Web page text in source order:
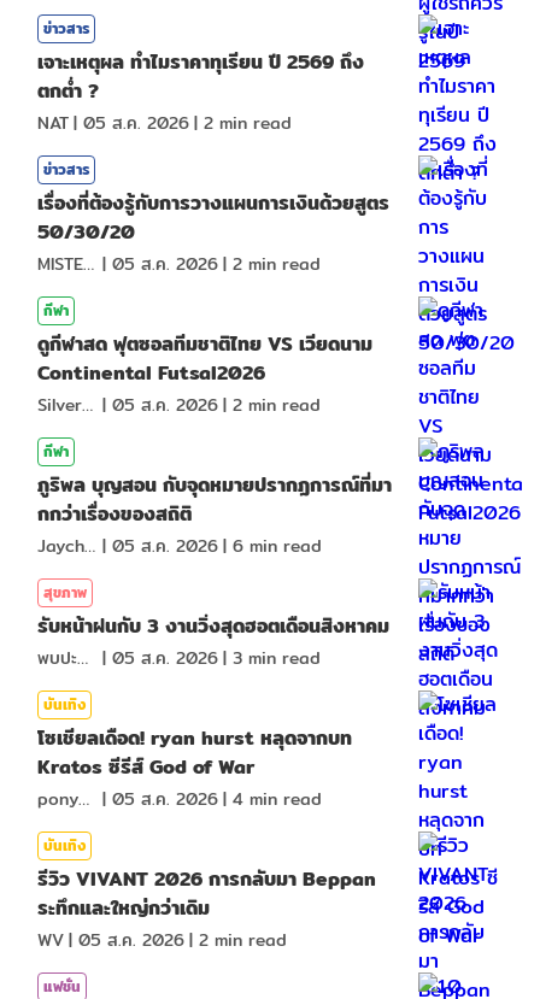
ข่าวสาร
เจาะเหตุผล ทำไมราคาทุเรียน ปี 2569 ถึง
ตกต่ำ ?
NAT| 05 ส.ค. 2026| 2 min read
ข่าวสาร
เรื่องที่ต้องรู้กับการวางแผนการเงินด้วยสูตร
50/30/20
MISTER1997 | 05 ส.ค. 2026| 2 min read
กีฬา
ดูกีฬาสด ฟุตซอลทีมชาติไทย VS เวียดนาม
Continental Futsal2026
SilverShark | 05 ส.ค. 2026| 2 min read
กีฬา
ภูริพล บุญสอน กับจุดหมายปรากฏการณ์ที่มา
กกว่าเรื่องของสถิติ
Jaychou | 05 ส.ค. 2026| 6 min read
สุขภาพ
รับหน้าฝนกับ 3 งานวิ่งสุดฮอตเดือนสิงหาคม
พบปะกัน | 05 ส.ค. 2026| 3 min read
บันเทิง
โซเชียลเดือด! ryan hurst หลุดจากบท
Kratos ซีรีส์ God of War
ponydiary | 05 ส.ค. 2026| 4 min read
บันเทิง
รีวิว VIVANT 2026 การกลับมา Beppan
ระทึกและใหญ่กว่าเดิม
WV| 05 ส.ค. 2026| 2 min read
แฟชั่น